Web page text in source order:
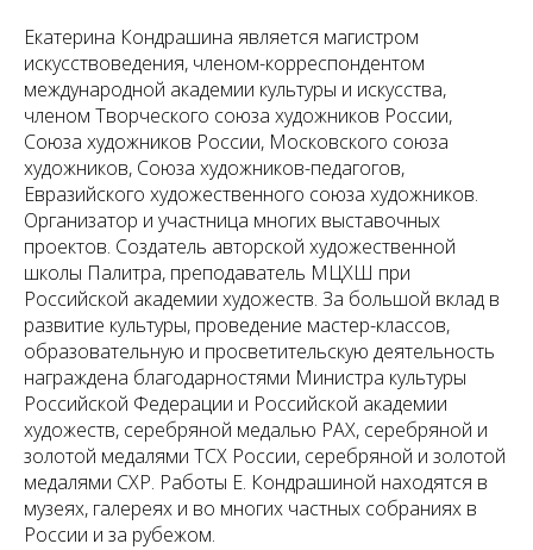
Екатерина Кондрашина является магистром
искусствоведения, членом-корреспондентом
международной академии культуры и искусства,
членом Творческого союза художников России,
Союза художников России, Московского союза
художников, Союза художников-педагогов,
Евразийского художественного союза художников.
Организатор и участница многих выставочных
проектов. Создатель авторской художественной
школы Палитра, преподаватель МЦХШ при
Российской академии художеств. За большой вклад в
развитие культуры, проведение мастер-классов,
образовательную и просветительскую деятельность
награждена благодарностями Министра культуры
Российской Федерации и Российской академии
художеств, серебряной медалью РАХ, серебряной и
золотой медалями ТСХ России, серебряной и золотой
медалями СХР. Работы Е. Кондрашиной находятся в
музеях, галереях и во многих частных собраниях в
России и за рубежом.